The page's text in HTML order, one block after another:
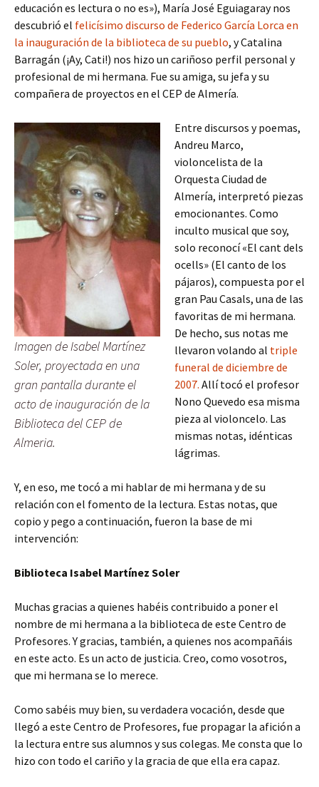
educación es lectura o no es»), María José Eguiagaray nos
descubrió el felicísimo discurso de Federico García Lorca en
la inauguración de la biblioteca de su pueblo, y Catalina
Barragán (¡Ay, Cati!) nos hizo un cariñoso perfil personal y
profesional de mi hermana. Fue su amiga, su jefa y su
compañera de proyectos en el CEP de Almería.
Imagen de Isabel Martínez
Soler, proyectada en una
gran pantalla durante el
acto de inauguración de la
Biblioteca del CEP de
Almeria.
Entre discursos y poemas,
Andreu Marco,
violoncelista de la
Orquesta Ciudad de
Almería, interpretó piezas
emocionantes. Como
inculto musical que soy,
solo reconocí «El cant dels
ocells» (El canto de los
pájaros), compuesta por el
gran Pau Casals, una de las
favoritas de mi hermana.
De hecho, sus notas me
llevaron volando al triple
funeral de diciembre de
2007. Allí tocó el profesor
Nono Quevedo esa misma
pieza al violoncelo. Las
mismas notas, idénticas
lágrimas.
Y, en eso, me tocó a mi hablar de mi hermana y de su
relación con el fomento de la lectura. Estas notas, que
copio y pego a continuación, fueron la base de mi
intervención:
Biblioteca Isabel Martínez Soler
Muchas gracias a quienes habéis contribuido a poner el
nombre de mi hermana a la biblioteca de este Centro de
Profesores. Y gracias, también, a quienes nos acompañáis
en este acto. Es un acto de justicia. Creo, como vosotros,
que mi hermana se lo merece.
Como sabéis muy bien, su verdadera vocación, desde que
llegó a este Centro de Profesores, fue propagar la afición a
la lectura entre sus alumnos y sus colegas. Me consta que lo
hizo con todo el cariño y la gracia de que ella era capaz.